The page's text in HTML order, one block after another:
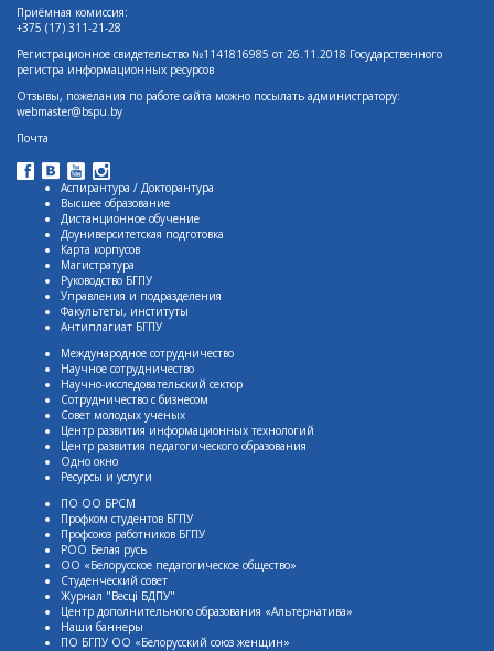
Приёмная комиссия:
+375 (17) 311-21-28
Регистрационное свидетельство №1141816985 от 26.11.2018 Государственного
регистра информационных ресурсов
Отзывы, пожелания по работе сайта можно посылать администратору:
webmaster@bspu.by
Почта
Аспирантура / Докторантура
Высшее образование
Дистанционное обучение
Доуниверситетская подготовка
Карта корпусов
Магистратура
Руководство БГПУ
Управления и подразделения
Факультеты, институты
Антиплагиат БГПУ
Международное сотрудничество
Научное сотрудничество
Научно-исследовательский сектор
Сотрудничество с бизнесом
Совет молодых ученых
Центр развития информационных технологий
Центр развития педагогического образования
Одно окно
Ресурсы и услуги
ПО ОО БРСМ
Профком студентов БГПУ
Профсоюз работников БГПУ
РОО Белая русь
ОО «Белорусское педагогическое общество»
Студенческий совет
Журнал "Весцi БДПУ"
Центр дополнительного образования «Альтернатива»
Наши баннеры
ПО БГПУ ОО «Белорусский союз женщин»